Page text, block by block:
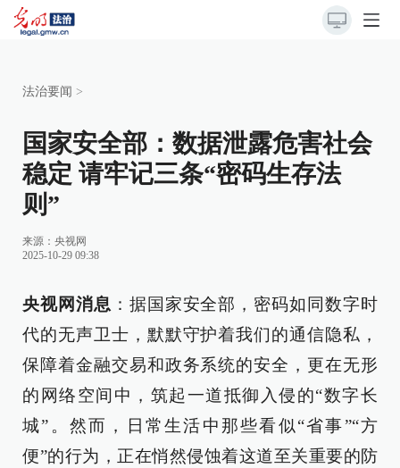
法治要闻 >
国家安全部：数据泄露危害社会
稳定 请牢记三条“密码生存法
则”
来源： 央视网
2025-10-29 09:38
央视网消息 ：据国家安全部，密码如同数字时
代的无声卫士，默默守护着我们的通信隐私，
保障着金融交易和政务系统的安全，更在无形
的网络空间中，筑起一道抵御入侵的“数字长
城”。然而，日常生活中那些看似“省事”“方
便”的行为，正在悄然侵蚀着这道至关重要的防